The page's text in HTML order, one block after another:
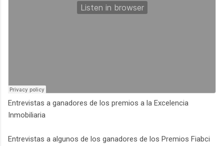
Entrevistas a ganadores de los premios a la Excelencia
Inmobiliaria
Entrevistas a algunos de los ganadores de los Premios Fiabci